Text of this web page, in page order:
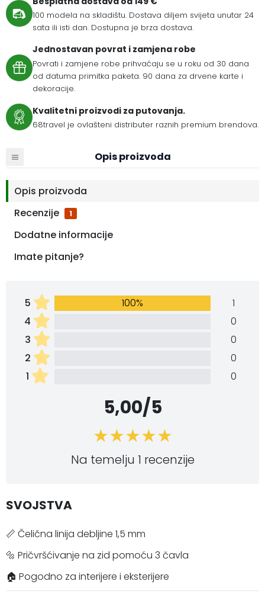
100 modela na skladištu. Dostava diljem svijeta unutar 24
sata ili isti dan. Dostupna je brza dostava.
Jednostavan povrat i zamjena robe
Povrati i zamjene robe prihvaćaju se u roku od 30 dana
od datuma primitka paketa. 90 dana za drvene karte i
dekoracije.
Kvalitetni proizvodi za putovanja.
68travel je ovlašteni distributer raznih premium brendova.
Opis proizvoda
Opis proizvoda
Recenzije
1
Dodatne informacije
Imate pitanje?
5 100%
1
4
0
3
0
2
0
1
0
5,00/5
Na temelju 1 recenzije
SVOJSTVA
📏 Čelična linija debljine 1,5 mm
🔩 Pričvršćivanje na zid pomoću 3 čavla
🏠 Pogodno za interijere i eksterijere